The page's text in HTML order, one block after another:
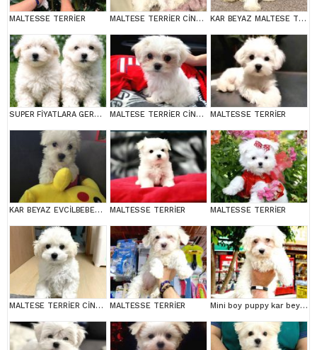
MALTESSE TERRİER MALTESE TERRİER CİNSİ YAVRULAR KAR BEYAZ MALTESE TERRİER CİNSLERİ
SUPER FİYATLARA GERÇEK MALTESE YAVRULAR MALTESE TERRİER CİNSİ YAVRULAR MALTESSE TERRİER
KAR BEYAZ EVCİLBEBEKLER EV ÜRETİMİ MALTESSE TERRİER MALTESSE TERRİER MALTESSE TERRİER
MALTESE TERRİER CİNSİ YAVRULAR MALTESSE TERRİER Mini boy puppy kar beyaz sevimli MALTESSE TERRİER CİNSİ